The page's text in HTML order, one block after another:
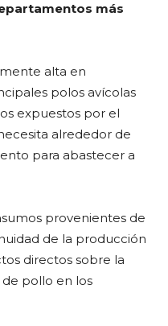
más
alta en
polos avícolas
expuestos por el
alrededor de
para abastecer a
provenientes de
de la producción
directos sobre la
pollo en los